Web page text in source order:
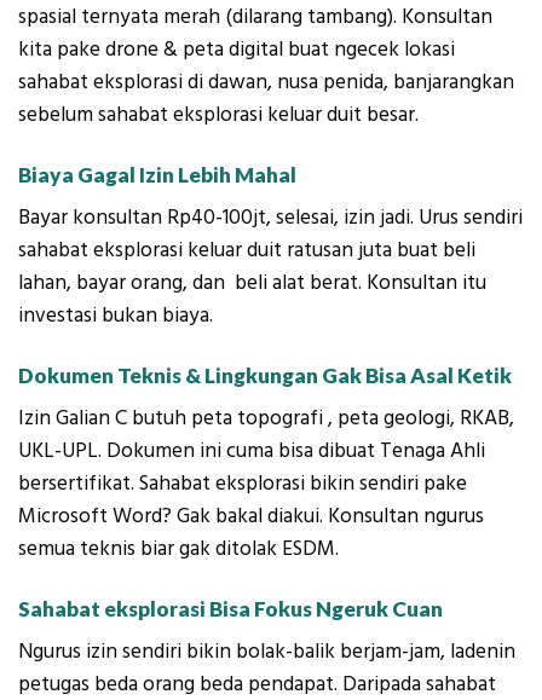
spasial ternyata merah (dilarang tambang). Konsultan
kita pake drone & peta digital buat ngecek lokasi
sahabat eksplorasi di dawan, nusa penida, banjarangkan
sebelum sahabat eksplorasi keluar duit besar.
Biaya Gagal Izin Lebih Mahal
Bayar konsultan Rp40-100jt, selesai, izin jadi. Urus sendiri
sahabat eksplorasi keluar duit ratusan juta buat beli
lahan, bayar orang, dan beli alat berat. Konsultan itu
investasi bukan biaya.
Dokumen Teknis & Lingkungan Gak Bisa Asal Ketik
Izin Galian C butuh peta topografi , peta geologi, RKAB,
UKL-UPL. Dokumen ini cuma bisa dibuat Tenaga Ahli
bersertifikat. Sahabat eksplorasi bikin sendiri pake
Microsoft Word? Gak bakal diakui. Konsultan ngurus
semua teknis biar gak ditolak ESDM.
Sahabat eksplorasi Bisa Fokus Ngeruk Cuan
Ngurus izin sendiri bikin bolak-balik berjam-jam, ladenin
petugas beda orang beda pendapat. Daripada sahabat